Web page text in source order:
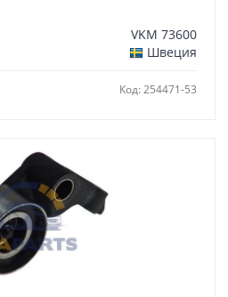
VKM 73600
Швеция
Код: 254471-53